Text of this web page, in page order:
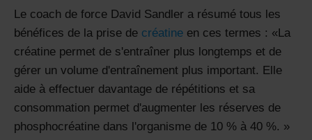
Le coach de force David Sandler a résumé tous les
bénéfices de la prise de créatine en ces termes :
La
créatine permet de s'entraîner plus longtemps et de
gérer un volume d'entraînement plus important. Elle
aide à effectuer davantage de répétitions et sa
consommation permet d'augmenter les réserves de
phosphocréatine dans l'organisme de 10 % à 40 %.